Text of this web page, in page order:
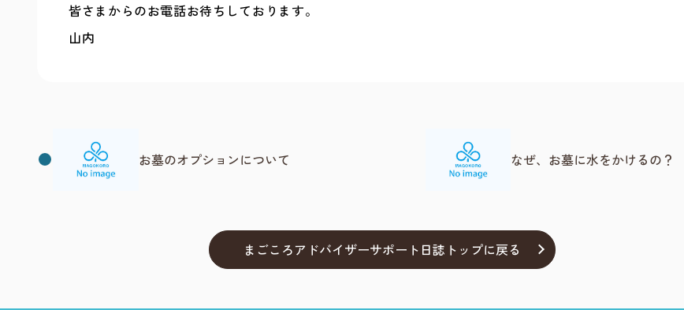
皆さまからのお電話お待ちしております。
山内
お墓のオプションについて なぜ、お墓に水をかけるの？
まごころアドバイザーサポート日誌トップに戻る